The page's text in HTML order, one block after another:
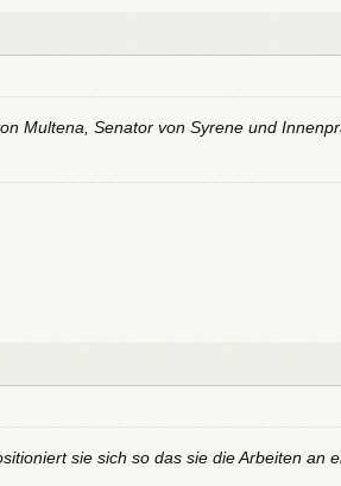
Multena, Senator von Syrene und
sie sich so das sie die Arbeiten an